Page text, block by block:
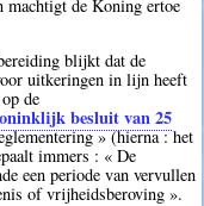
machtigt de Koning ertoe
blijkt dat de
uitkeringen in lijn heeft
de
besluit van 25
» (hierna : het
immers : « De
een periode van vervullen
of vrijheidsberoving ».